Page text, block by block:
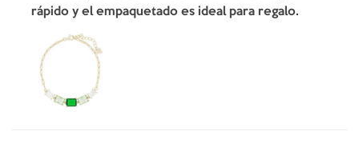
rápido y el empaquetado es ideal para regalo.